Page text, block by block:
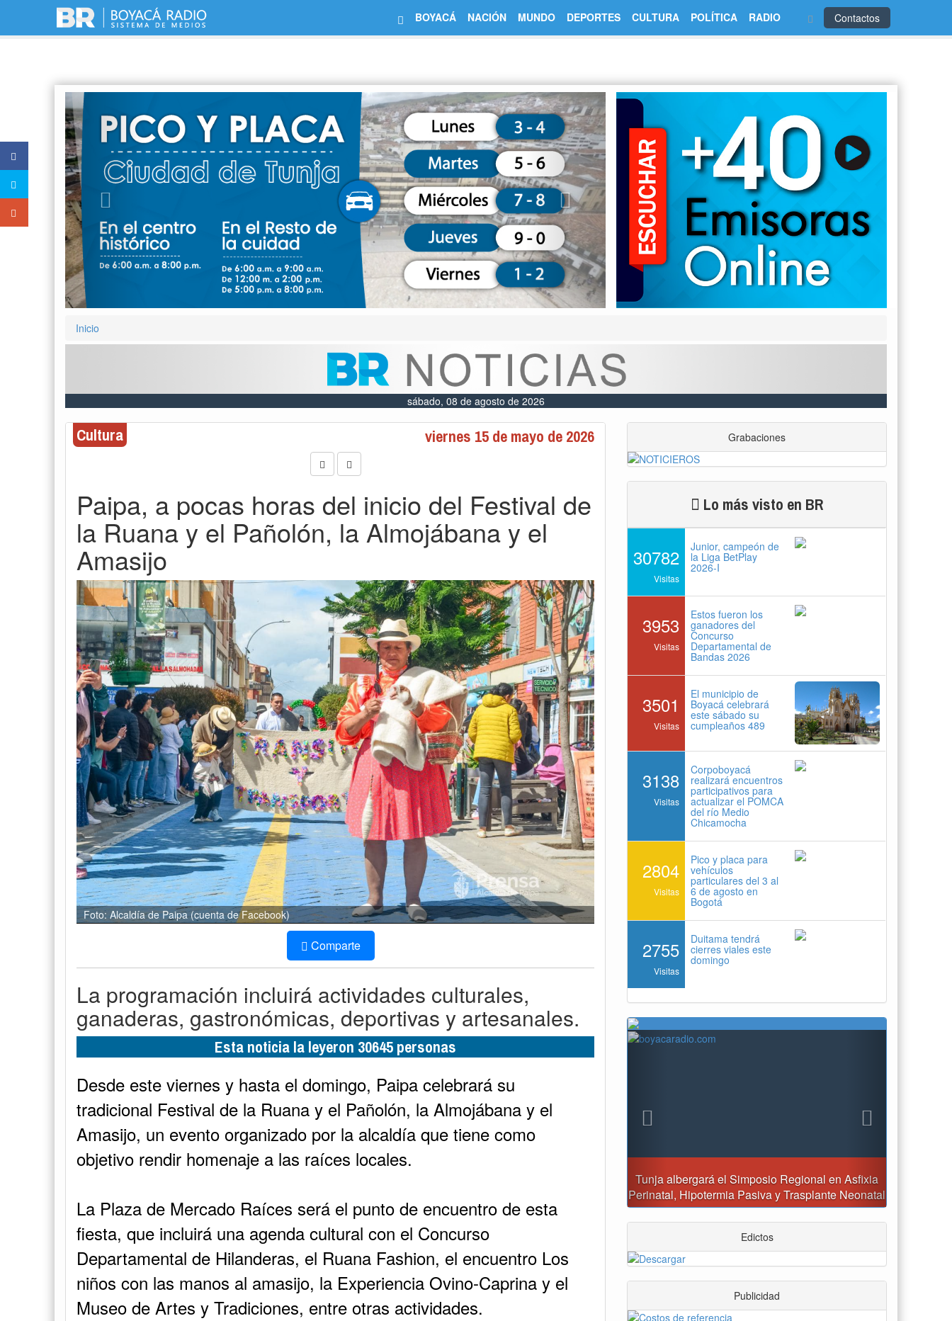
Contactos
BOYACÁ NACIÓN MUNDO DEPORTES CULTURA POLÍTICA RADIO
Next
Inicio
sábado, 08 de agosto de 2026
Cultura viernes 15 de mayo de 2026
Paipa, a pocas horas del inicio del Festival de
la Ruana y el Pañolón, la Almojábana y el
Amasijo
Foto: Alcaldía de Paipa (cuenta de Facebook)
Comparte
La programación incluirá actividades culturales,
ganaderas, gastronómicas, deportivas y artesanales.
Esta noticia la leyeron 30645 personas
Desde este viernes y hasta el domingo, Paipa celebrará su
tradicional Festival de la Ruana y el Pañolón, la Almojábana y el
Amasijo, un evento organizado por la alcaldía que tiene como
objetivo rendir homenaje a las raíces locales.
La Plaza de Mercado Raíces será el punto de encuentro de esta
fiesta, que incluirá una agenda cultural con el Concurso
Departamental de Hilanderas, el Ruana Fashion, el encuentro Los
niños con las manos al amasijo, la Experiencia Ovino-Caprina y el
Museo de Artes y Tradiciones, entre otras actividades.
Grabaciones
Lo más visto en BR
30782
Visitas
Junior, campeón de
la Liga BetPlay
2026-I
3953
Visitas
Estos fueron los
ganadores del
Concurso
Departamental de
Bandas 2026
3501
Visitas
El municipio de
Boyacá celebrará
este sábado su
cumpleaños 489
3138
Visitas
Corpoboyacá
realizará encuentros
participativos para
actualizar el POMCA
del río Medio
Chicamocha
2804
Visitas
Pico y placa para
vehículos
particulares del 3 al
6 de agosto en
Bogotá
2755
Visitas
Duitama tendrá
cierres viales este
domingo
Reporte del tiempo en Boyacá para el sábado
Previous
Edictos
Publicidad